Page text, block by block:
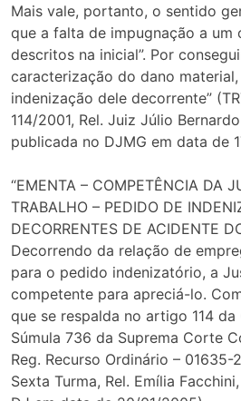
Mais vale, portanto, o sentido
que a falta de impugnação a um
descritos na inicial”. Por
caracterização do dano
indenização dele decorrente”
114/2001, Rel. Juiz Júlio
publicada no DJMG em data de
“EMENTA – COMPETÊNCIA DA
TRABALHO – PEDIDO DE
DECORRENTES DE ACIDENTE
Decorrendo da relação de
para o pedido indenizatório, a
competente para apreciá-lo.
que se respalda no artigo 114
Súmula 736 da Suprema Corte
Reg. Recurso Ordinário –
Sexta Turma, Rel. Emília